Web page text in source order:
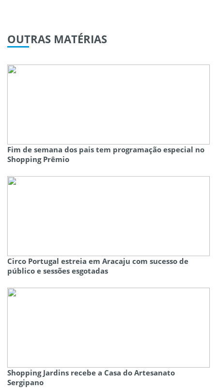
OUTRAS MATÉRIAS
Fim de semana dos pais tem programação especial no
Shopping Prêmio
Circo Portugal estreia em Aracaju com sucesso de
público e sessões esgotadas
Shopping Jardins recebe a Casa do Artesanato
Sergipano